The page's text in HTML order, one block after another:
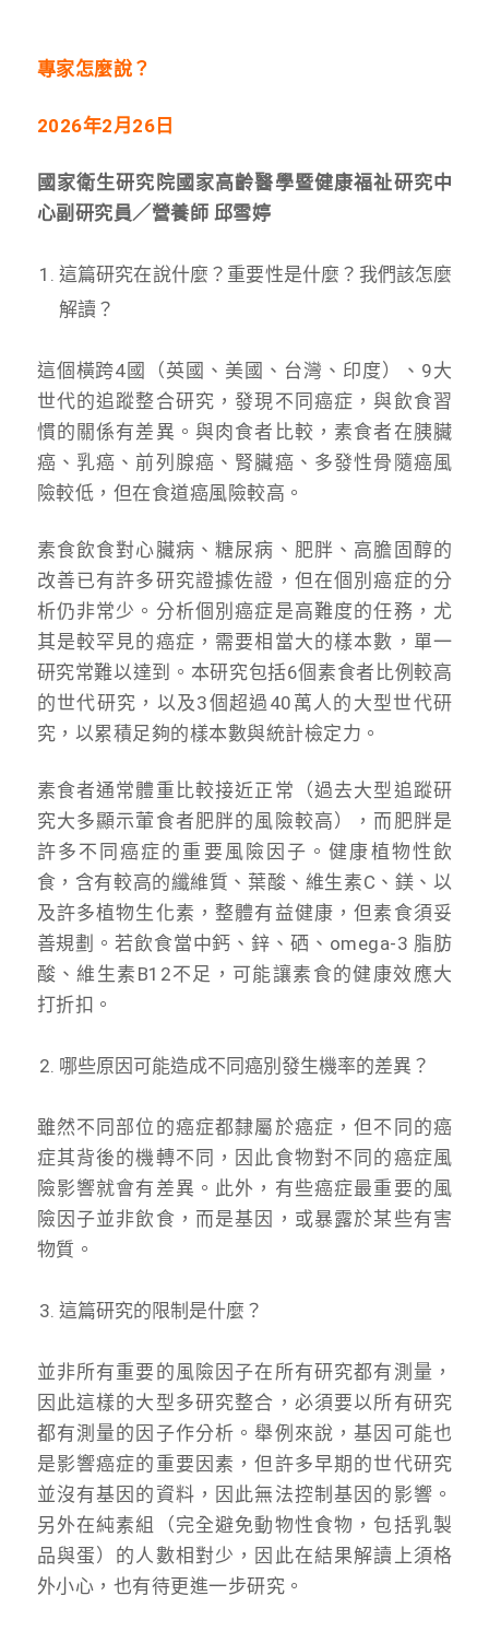
專家怎麼說？
2026年2月26日
國家衛生研究院國家高齡醫學暨健康福祉研究中
心副研究員／營養師 邱雪婷
這篇研究在說什麼？重要性是什麼？我們該怎麼
解讀？
這個橫跨4國（英國、美國、台灣、印度）、9大
世代的追蹤整合研究，發現不同癌症，與飲食習
慣的關係有差異。與肉食者比較，素食者在胰臟
癌、乳癌、前列腺癌、腎臟癌、多發性骨隨癌風
險較低，但在食道癌風險較高。
素食飲食對心臟病、糖尿病、肥胖、高膽固醇的
改善已有許多研究證據佐證，但在個別癌症的分
析仍非常少。分析個別癌症是高難度的任務，尤
其是較罕見的癌症，需要相當大的樣本數，單一
研究常難以達到。本研究包括6個素食者比例較高
的世代研究，以及3個超過40萬人的大型世代研
究，以累積足夠的樣本數與統計檢定力。
素食者通常體重比較接近正常（過去大型追蹤研
究大多顯示葷食者肥胖的風險較高），而肥胖是
許多不同癌症的重要風險因子。健康植物性飲
食，含有較高的纖維質、葉酸、維生素C、鎂、以
及許多植物生化素，整體有益健康，但素食須妥
善規劃。若飲食當中鈣、鋅、硒、omega-3 脂肪
酸、維生素B12不足，可能讓素食的健康效應大
打折扣。
哪些原因可能造成不同癌別發生機率的差異？
雖然不同部位的癌症都隸屬於癌症，但不同的癌
症其背後的機轉不同，因此食物對不同的癌症風
險影響就會有差異。此外，有些癌症最重要的風
險因子並非飲食，而是基因，或暴露於某些有害
物質。
這篇研究的限制是什麼？
並非所有重要的風險因子在所有研究都有測量，
因此這樣的大型多研究整合，必須要以所有研究
都有測量的因子作分析。舉例來說，基因可能也
是影響癌症的重要因素，但許多早期的世代研究
並沒有基因的資料，因此無法控制基因的影響。
另外在純素組（完全避免動物性食物，包括乳製
品與蛋）的人數相對少，因此在結果解讀上須格
外小心，也有待更進一步研究。